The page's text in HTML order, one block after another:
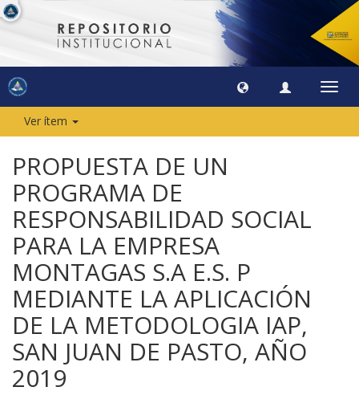
Ver ítem
PROPUESTA DE UN
PROGRAMA DE
RESPONSABILIDAD SOCIAL
PARA LA EMPRESA
MONTAGAS S.A E.S. P
MEDIANTE LA APLICACIÓN
DE LA METODOLOGIA IAP,
SAN JUAN DE PASTO, AÑO
2019